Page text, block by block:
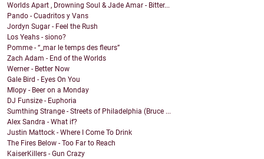
Worlds Apart , Drowning Soul & Jade Amar - Bitter...
Pando - Cuadritos y Vans
Jordyn Sugar - Feel the Rush
Los Yeahs - siono?
Pomme - “_mar le temps des fleurs”
Zach Adam - End of the Worlds
Werner - Better Now
Gale Bird - Eyes On You
Mlopy - Beer on a Monday
DJ Funsize - Euphoria
Sumthing Strange - Streets of Philadelphia (Bruce ...
Alex Sandra - What if?
Justin Mattock - Where I Come To Drink
The Fires Below - Too Far to Reach
KaiserKillers - Gun Crazy